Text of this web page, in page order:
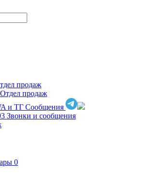
продаж
Отдел продаж
и ТГ Сообщения
Звонки и сообщения
0